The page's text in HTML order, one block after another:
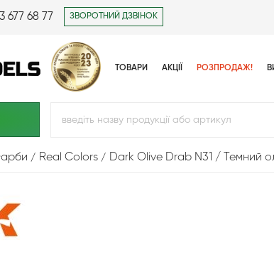
677 68 77 ЗВОРОТНИЙ ДЗВІНОК
ТОВАРИ АКЦІЇ РОЗПРОДАЖ!
Real Colors Dark Olive Drab N31 / Темний